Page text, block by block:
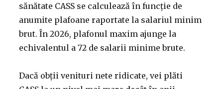
sănătate CASS se calculează în funcție de
anumite plafoane raportate la salariul minim
brut. În 2026, plafonul maxim ajunge la
echivalentul a 72 de salarii minime brute.
Dacă obții venituri nete ridicate, vei plăti